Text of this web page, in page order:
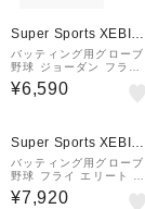
Super Sports XEBIO
&mall店
バッティング用グローブ
野球 ジョーダン フライ
エリート JD1101-076
¥6,590
Super Sports XEBIO
&mall店
バッティング用グローブ
野球 フライ エリート JD
1101-138
¥7,920